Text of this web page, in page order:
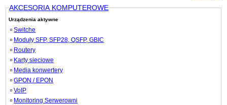
AKCESORIA KOMPUTEROWE
Urządzenia aktywne
Switche
Moduły SFP, SFP28, QSFP, GBIC
Routery
Karty sieciowe
Media konwertery
GPON / EPON
VoIP
Monitoring Serwerowni